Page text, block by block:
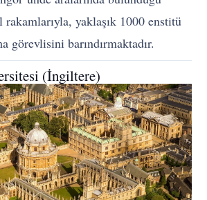
rakamlarıyla, yaklaşık 1000 enstitü
görevlisini barındırmaktadır.
(İngiltere)